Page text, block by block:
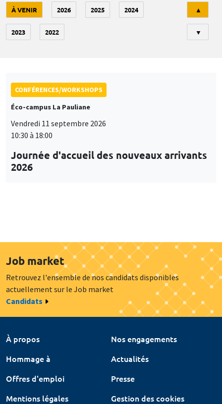
À VENIR 2026 2025 2024
2023 2022
▲
▼
CONFÉRENCES/WORKSHOPS
Éco-campus La Pauliane
Vendredi 11 septembre 2026
10:30 à 18:00
Journée d'accueil des nouveaux arrivants
2026
Job market
Retrouvez l'ensemble de nos candidats disponibles
actuellement sur le Job market
Candidats
À propos
Nos engagements
Hommage à
Actualités
Offres d'emploi
Presse
Mentions légales
Gestion des cookies